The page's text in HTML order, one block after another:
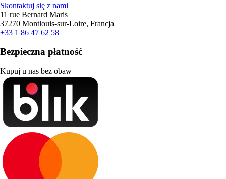
Skontaktuj się z nami
11 rue Bernard Maris
37270 Montlouis-sur-Loire, Francja
+33 1 86 47 62 58
Bezpieczna płatność
Kupuj u nas bez obaw